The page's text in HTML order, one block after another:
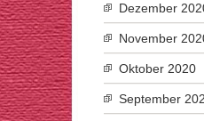
Dezember
November
Oktober 2020
September